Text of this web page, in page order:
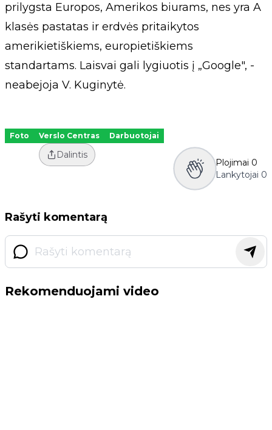
prilygsta Europos, Amerikos biurams, nes yra A
klasės pastatas ir erdvės pritaikytos
amerikietiškiems, europietiškiems
standartams. Laisvai gali lygiuotis į „Google", -
neabejoja V. Kuginytė.
Foto Verslo Centras Darbuotojai
Dalintis
Plojimai 0
Lankytojai 0
Rašyti komentarą
Rekomenduojami video